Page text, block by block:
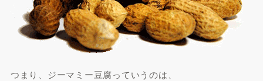
つまり、ジーマミー豆腐っていうのは、